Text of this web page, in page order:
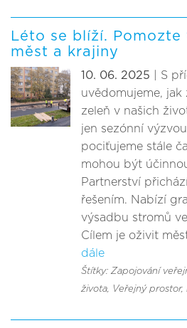
Léto se blíží.
měst a krajiny
10. 06. 2025 | S
uvědomujeme, jak
zeleň v našich
jen sezónní
pociťujeme stále
mohou být
Partnerství
řešením. Nabízí
výsadbu stromů
Cílem je oživit
dále
Štítky: Zapojování
života, Veřejný prostor,